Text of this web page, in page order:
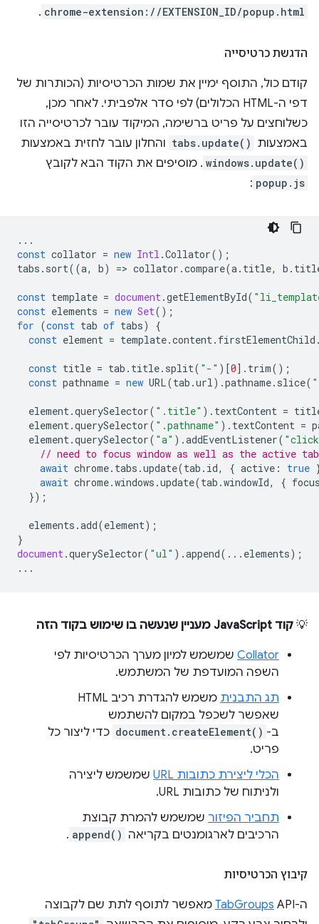
chrome-extension://EXTENSION_ID/popup.html
.
הדגשת כרטיסייה
קודם כול, התוסף ימיין את שמות הכרטיסיות (הכותרות של
דפי ה-HTML הכלולים) לפי סדר אלפביתי. לאחר מכן,
כשלוחצים על פריט ברשימה, המיקוד עובר לכרטיסייה הזו
באמצעות tabs.update() והחלון עובר לחזית באמצעות
windows.update() . מוסיפים את הקוד הבא לקובץ
popup.js
:
...
const collator = new Intl .Collator();
tabs . sort((a, b) => collator .compare(a. title, b .
const template = document.getElementById(
const elements = new Set();
for (const tab of tabs)
{
const element = template.content. firstElementChild
const title = tab . title. split( "-" )[0]. trim();
const pathname = new URL(tab .url).pathname. slice(
element.querySelector( ".title" ). textContent =
element.querySelector( ".pathname" ). textContent =
element.querySelector( "a" ).addEventListener(
// need to focus window as well as the active tab
await chrome. tabs .update(tab . id, { active : true
await chrome.windows .update(tab .windowId, {
});
elements .add(element);
}
document.querySelector( "ul" ).append(... elements);
...
💡 קוד JavaScript מעניין שנעשה בו שימוש בקוד הזה
Collator שמשמש למיון מערך הכרטיסיות לפי
השפה המועדפת של המשתמש.
תג התבנית
משמש להגדרת רכיב HTML
שאפשר לשכפל במקום להשתמש
ב- document.createElement() כדי ליצור כל
פריט.
הכלי ליצירת כתובות URL
שמשמש ליצירה
ולניתוח של כתובות URL.
תחביר הפיזור שמשמש להמרת קבוצת
הרכיבים לארגומנטים בקריאה append()
.
קיבוץ הכרטיסיות
ה-API‏ TabGroups מאפשר לתוסף לתת שם לקבוצה